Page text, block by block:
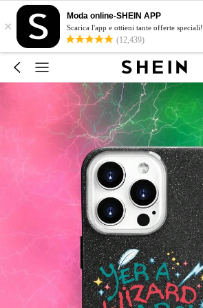
×
Moda online-SHEIN APP
Scarica l'app e ottieni tante offerte speciali!
(12,439)